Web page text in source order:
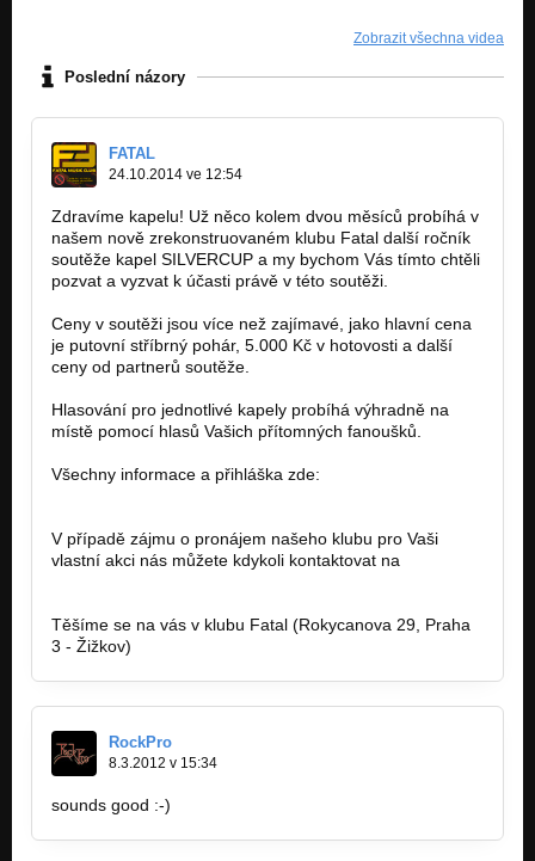
Zobrazit všechna videa
Poslední názory
FATAL
24.10.2014 ve 12:54
Zdravíme kapelu! Už něco kolem dvou měsíců probíhá v
našem nově zrekonstruovaném klubu Fatal další ročník
soutěže kapel SILVERCUP a my bychom Vás tímto chtěli
pozvat a vyzvat k účasti právě v této soutěži.
Ceny v soutěži jsou více než zajímavé, jako hlavní cena
je putovní stříbrný pohár, 5.000 Kč v hotovosti a další
ceny od partnerů soutěže.
Hlasování pro jednotlivé kapely probíhá výhradně na
místě pomocí hlasů Vašich přítomných fanoušků.
Všechny informace a přihláška zde:
V případě zájmu o pronájem našeho klubu pro Vaši
vlastní akci nás můžete kdykoli kontaktovat na
Těšíme se na vás v klubu Fatal (Rokycanova 29, Praha
3 - Žižkov)
RockPro
8.3.2012 v 15:34
sounds good :-)